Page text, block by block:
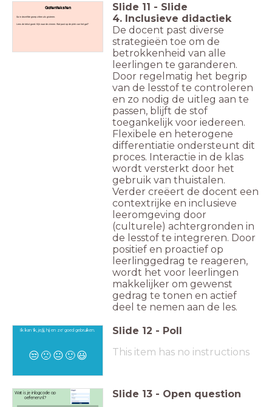
Gatenteksten
Ga in dezelfde groep zitten als gisteren.
Lees de tekst goed. Kijk naar de zinnen. Wat past op de plek van het gat?
Slide 11 - Slide
4. Inclusieve didactiek
De docent past diverse
strategieën toe om de
betrokkenheid van alle
leerlingen te garanderen.
Door regelmatig het begrip
van de lesstof te controleren
en zo nodig de uitleg aan te
passen, blijft de stof
toegankelijk voor iedereen.
Flexibele en heterogene
differentiatie ondersteunt dit
proces. Interactie in de klas
wordt versterkt door het
gebruik van thuistalen.
Verder creëert de docent een
contextrijke en inclusieve
leeromgeving door
(culturele) achtergronden in
de lesstof te integreren. Door
positief en proactief op
leerlinggedrag te reageren,
wordt het voor leerlingen
makkelijker om gewenst
gedrag te tonen en actief
deel te nemen aan de les.
Ik kan 'ik, je/jij, hij en ze' goed gebruiken.
😒 🙁 😐 🙂😃
Slide 12 - Poll
This item has no instructions
Wat is je inlogcode op
oefenen.nl?
Slide 13 - Open question